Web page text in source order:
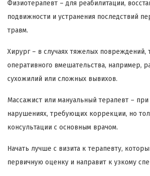
Физиотерапевт – для реабилитации,
подвижности и устранения последствий
травм.
Хирург – в случаях тяжелых
оперативного вмешательства, например,
сухожилий или сложных вывихов.
Массажист или мануальный терапевт –
нарушениях, требующих коррекции, но
консультации с основным врачом.
Начать лучше с визита к терапевту,
первичную оценку и направит к узкому